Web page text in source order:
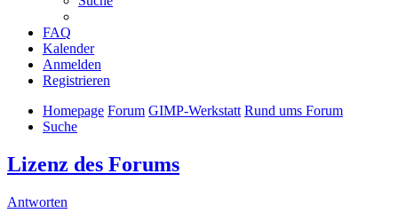
FAQ
Kalender
Anmelden
Registrieren
Homepage Forum GIMP-Werkstatt Rund ums Forum
Suche
Lizenz des Forums
Antworten